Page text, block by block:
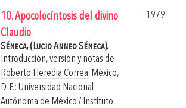
10. Apocolocíntosis del divino
Claudio
1979
Séneca, (Lucio Anneo Séneca).
Introducción, versión y notas de
Roberto Heredia Correa. México,
D. F.: Universidad Nacional
Autónoma de México / Instituto